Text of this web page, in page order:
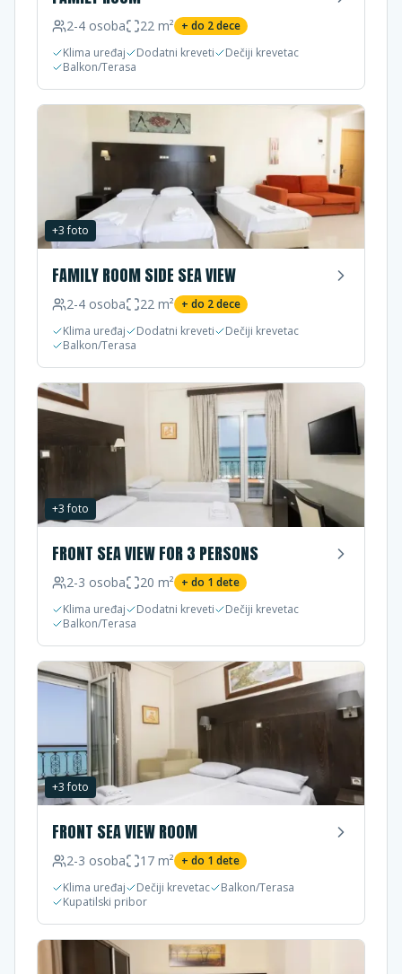
2-4 osoba 22 m² + do 2dece
Klima uređaj
Dodatni kreveti
Dečiji krevetac
Balkon/Terasa
+3foto
FAMILY ROOM SIDE SEA VIEW
2-4 osoba 22 m² + do 2dece
Klima uređaj
Dodatni kreveti
Dečiji krevetac
Balkon/Terasa
+3foto
FRONT SEA VIEW FOR 3 PERSONS
2-3 osoba 20 m² + do 1 dete
Klima uređaj
Dodatni kreveti
Dečiji krevetac
Balkon/Terasa
+3foto
FRONT SEA VIEW ROOM
2-3 osoba 17 m² + do 1 dete
Klima uređaj
Dečiji krevetac
Balkon/Terasa
Kupatilski pribor